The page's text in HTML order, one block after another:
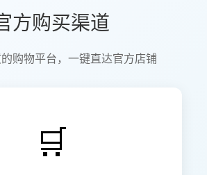
方购买渠道
购物平台，一键直达官方店铺
🛒